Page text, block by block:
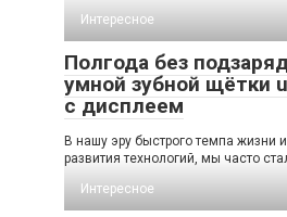
Интересное
Полгода без
умной зубной щётки
с дисплеем
В нашу эру быстрого темпа жизни
развития технологий, мы часто
Интересное